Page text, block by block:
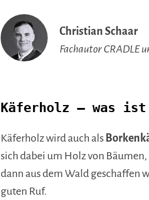
Christian Schaar
Fachautor CRADLE
Käferholz – was ist
Käferholz wird auch als
sich dabei um Holz von
dann aus dem Wald geschaffen
guten Ruf.